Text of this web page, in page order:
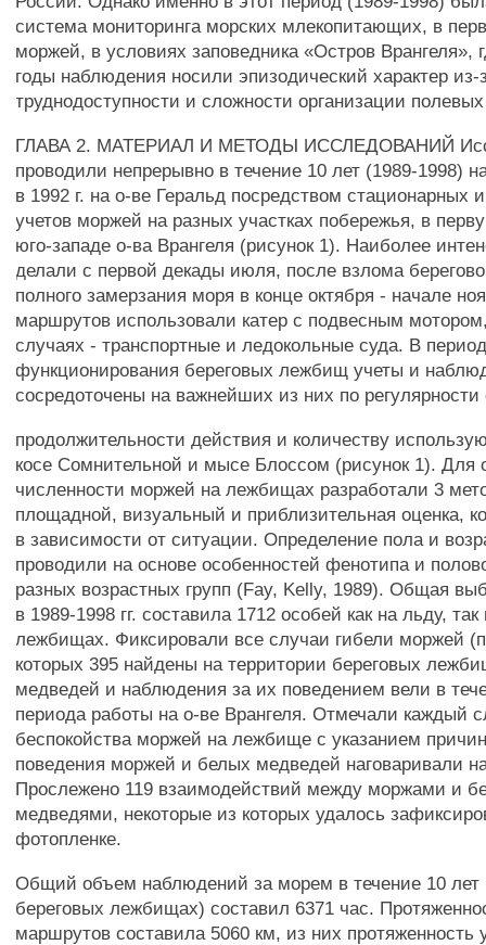
система мониторинга морских млекопитающих, в
моржей, в условиях заповедника «Остров Врангеля»,
годы наблюдения носили эпизодический характер из-
труднодоступности и сложности организации
ГЛАВА 2. МАТЕРИАЛ И МЕТОДЫ ИССЛЕДОВАНИЙ
проводили непрерывно в течение 10 лет (1989-1998)
в 1992 г. на о-ве Геральд посредством стационарных
учетов моржей на разных участках побережья, в
юго-западе о-ва Врангеля (рисунок 1). Наиболее
делали с первой декады июля, после взлома
полного замерзания моря в конце октября - начале
маршрутов использовали катер с подвесным
случаях - транспортные и ледокольные суда. В
функционирования береговых лежбищ учеты и
сосредоточены на важнейших из них по
продолжительности действия и количеству
косе Сомнительной и мысе Блоссом (рисунок 1). Для
численности моржей на лежбищах разработали 3
площадной, визуальный и приблизительная оценка,
в зависимости от ситуации. Определение пола и
проводили на основе особенностей фенотипа и
разных возрастных групп (Fay, Kelly, 1989). Общая
в 1989-1998 гг. составила 1712 особей как на льду,
лежбищах. Фиксировали все случаи гибели моржей
которых 395 найдены на территории береговых
медведей и наблюдения за их поведением вели в
периода работы на о-ве Врангеля. Отмечали каждый
беспокойства моржей на лежбище с указанием
поведения моржей и белых медведей наговаривали
Прослежено 119 взаимодействий между моржами и
медведями, некоторые из которых удалось
фотопленке.
Общий объем наблюдений за морем в течение 10 лет
береговых лежбищах) составил 6371 час.
маршрутов составила 5060 км, из них протяженность